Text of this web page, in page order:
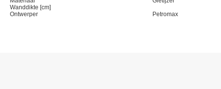
Wanddikte [cm]
Ontwerper
Petromax